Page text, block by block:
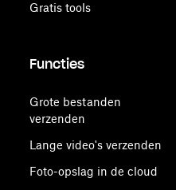
Gratis tools
Functies
Grote bestanden
verzenden
Lange video's verzenden
Foto-opslag in de cloud